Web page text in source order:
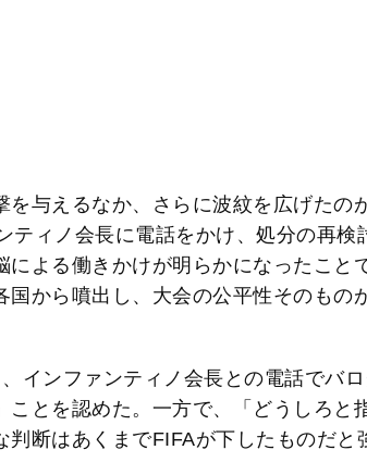
を与えるなか、さらに波紋を広げたの
ティノ会長に電話をかけ、処分の再検
による働きかけが明らかになったこと
国から噴出し、大会の公平性そのもの
インファンティノ会長との電話でバ
ことを認めた。一方で、「どうしろと
判断はあくまでFIFAが下したものだと